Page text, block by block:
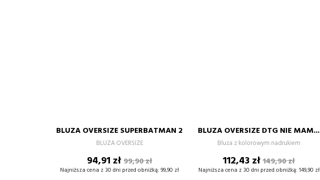
BLUZA OVERSIZE SUPERBATMAN 2
BLUZA OVERSIZE
Cena
94,91 złCena
podstawowa
99,90 zł
Najniższa cena z 30 dni przed obniżką: 99,90 zł
– +
DODAJ DO KOSZYKA
BLUZA OVERSIZE DTG NIE MAM...
Bluza z kolorowym nadrukiem
Cena
112,43 złCena
podstawowa
149,90 zł
Najniższa cena z 30 dni przed obniżką: 149,90 zł
– +
DODAJ DO KOSZYKA